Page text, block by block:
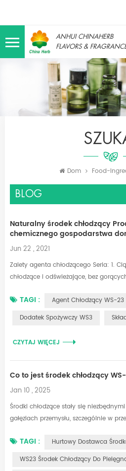
ANHUI CHINAHERB
FLAVORS &
Dom Food-
BLOG
Naturalny środek chłodzący
chemicznego gospodarstwa
Jun 22 , 2021
Zalety agenta chłodzącego Seria: 1.
chłodzące i odświeżające, bez
poniżej 200 ° C nie Zmniejsz wpływ na
zastosowanie w piekarni i innych
TAGI :
Agent Chłodzący WS-23
Dodatek Spożywczy WS3
CZYTAJ WIĘCEJ
Co to jest środek chłodzący
Jan 10 , 2025
Środki chłodzące stały się
gałęziach przemysłu, szczególnie w
stosowanych i skutecznych środków
związek znany z zapewniania czystego,
TAGI :
Hurtowy Dostawca
WS23 Środek Chłodzący Do